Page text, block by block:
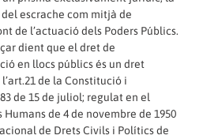
escrache com mitjà de
de l’actuació dels Poders Públics.
dient que el dret de
en llocs públics és un dret
de la Constitució i
de 15 de juliol; regulat en el
de 4 de novembre de 1950
de Drets Civils i Polítics de